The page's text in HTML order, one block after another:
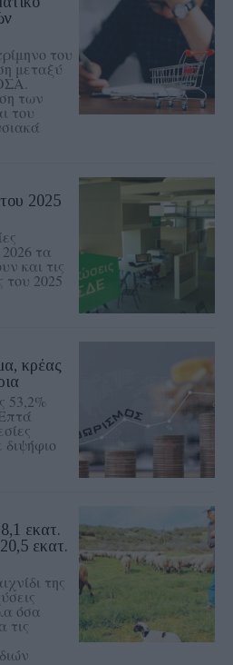
του
μεταξύ
των
του
2025
τα
και τις
του 2025
κρέας
53,2%
εκατ.
εκατ.
της
όσα
τις